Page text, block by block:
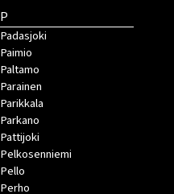
P
Padasjoki
Paimio
Paltamo
Parainen
Parikkala
Parkano
Pattijoki
Pelkosenniemi
Pello
Perho